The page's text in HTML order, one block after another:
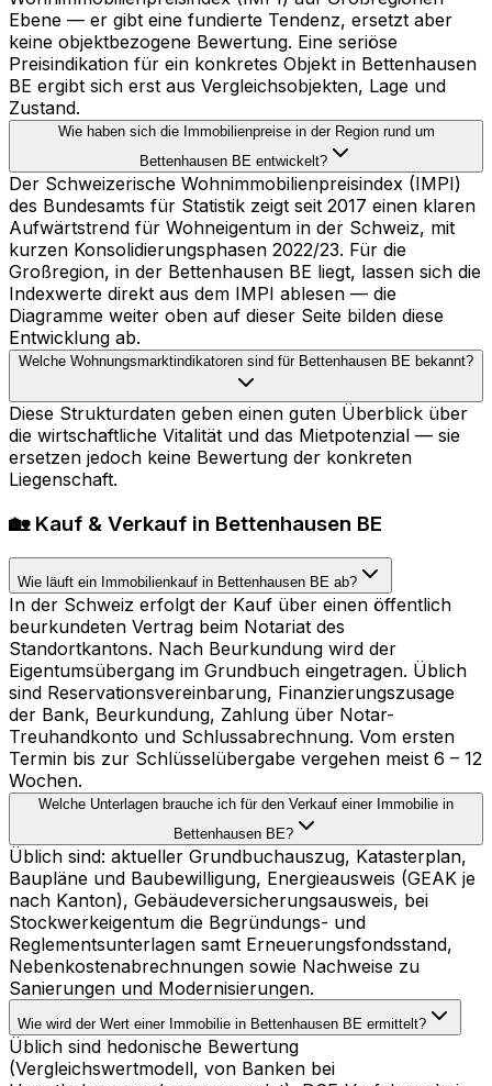
Ebene — er gibt eine fundierte Tendenz, ersetzt aber
keine objektbezogene Bewertung. Eine seriöse
Preisindikation für ein konkretes Objekt in Bettenhausen
BE ergibt sich erst aus Vergleichsobjekten, Lage und
Zustand.
Wie haben sich die Immobilienpreise in der Region rund um
Bettenhausen BE entwickelt?
Der Schweizerische Wohnimmobilienpreisindex (IMPI)
des Bundesamts für Statistik zeigt seit 2017 einen klaren
Aufwärtstrend für Wohneigentum in der Schweiz, mit
kurzen Konsolidierungsphasen 2022/23. Für die
Großregion, in der Bettenhausen BE liegt, lassen sich die
Indexwerte direkt aus dem IMPI ablesen — die
Diagramme weiter oben auf dieser Seite bilden diese
Entwicklung ab.
Welche Wohnungsmarktindikatoren sind für Bettenhausen BE bekannt?
Diese Strukturdaten geben einen guten Überblick über
die wirtschaftliche Vitalität und das Mietpotenzial — sie
ersetzen jedoch keine Bewertung der konkreten
Liegenschaft.
🏡 Kauf & Verkauf in Bettenhausen BE
Wie läuft ein Immobilienkauf in Bettenhausen BE ab?
In der Schweiz erfolgt der Kauf über einen öffentlich
beurkundeten Vertrag beim Notariat des
Standortkantons. Nach Beurkundung wird der
Eigentumsübergang im Grundbuch eingetragen. Üblich
sind Reservationsvereinbarung, Finanzierungszusage
der Bank, Beurkundung, Zahlung über Notar-
Treuhandkonto und Schlussabrechnung. Vom ersten
Termin bis zur Schlüsselübergabe vergehen meist 6 – 12
Wochen.
Welche Unterlagen brauche ich für den Verkauf einer Immobilie in
Bettenhausen BE?
Üblich sind: aktueller Grundbuchauszug, Katasterplan,
Baupläne und Baubewilligung, Energieausweis (GEAK je
nach Kanton), Gebäudeversicherungsausweis, bei
Stockwerkeigentum die Begründungs- und
Reglementsunterlagen samt Erneuerungsfondsstand,
Nebenkostenabrechnungen sowie Nachweise zu
Sanierungen und Modernisierungen.
Wie wird der Wert einer Immobilie in Bettenhausen BE ermittelt?
Üblich sind hedonische Bewertung
(Vergleichswertmodell, von Banken bei